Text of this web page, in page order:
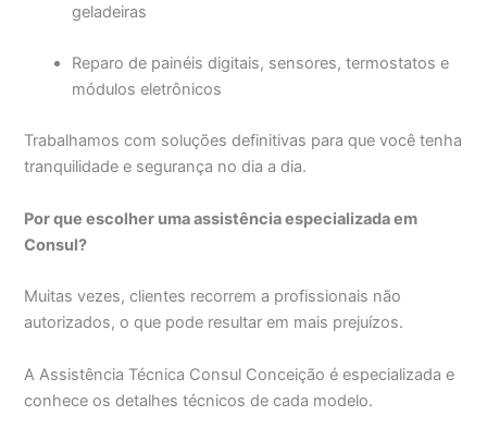
geladeiras
Reparo de painéis digitais, sensores, termostatos e
módulos eletrônicos
Trabalhamos com soluções definitivas para que você tenha
tranquilidade e segurança no dia a dia.
Por que escolher uma assistência especializada em
Consul?
Muitas vezes, clientes recorrem a profissionais não
autorizados, o que pode resultar em mais prejuízos.
A Assistência Técnica Consul Conceição é especializada e
conhece os detalhes técnicos de cada modelo.